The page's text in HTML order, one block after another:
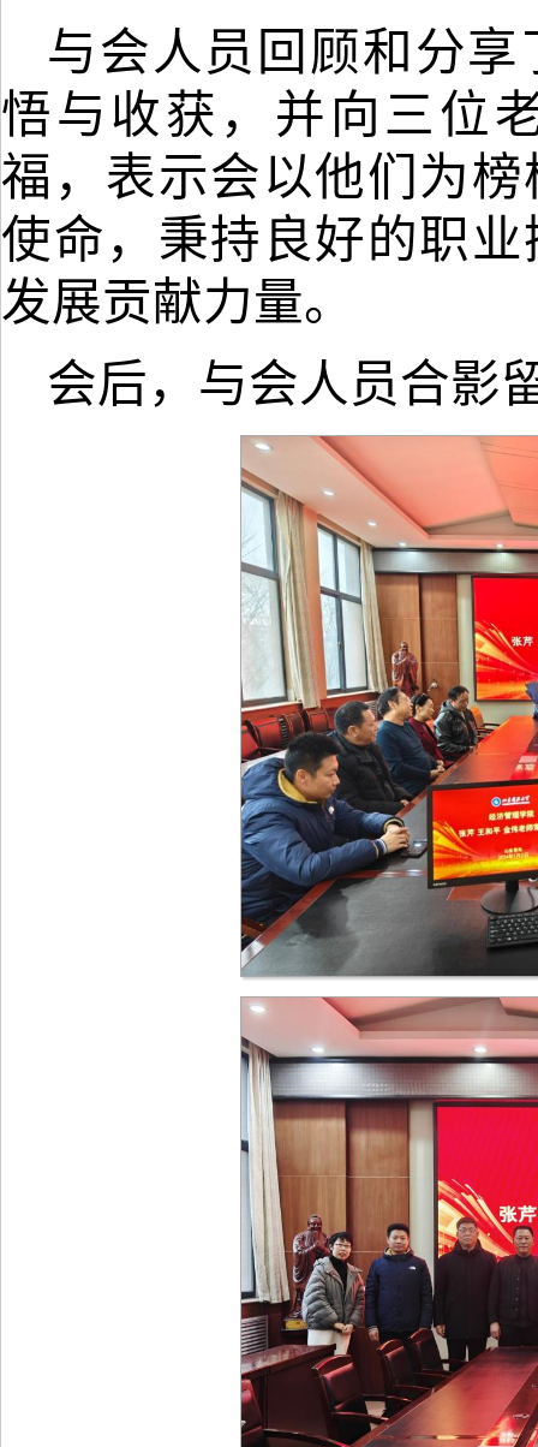
与会人员回顾和分
悟与收获，并向三位
福，表示会以他们为
使命，秉持良好的职
发展贡献力量。
会后，与会人员合影